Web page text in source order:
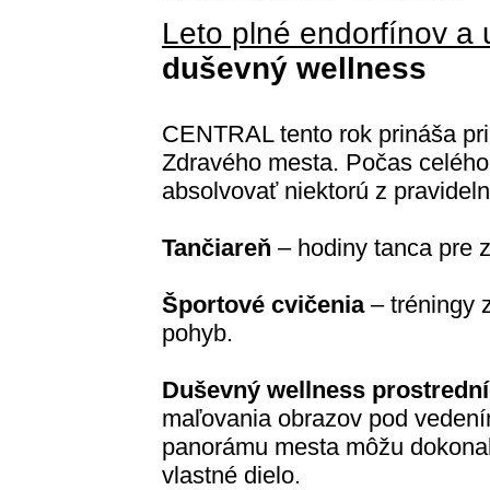
Leto plné endorfínov a
duševný wellness
CENTRAL tento rok prináša
Zdravého mesta. Počas
absolvovať niektorú z
Tančiareň – hodiny tanca pre
Športové cvičenia – tréningy
pohyb.
Duševný wellness
maľovania obrazov pod
panorámu mesta môžu
vlastné dielo.